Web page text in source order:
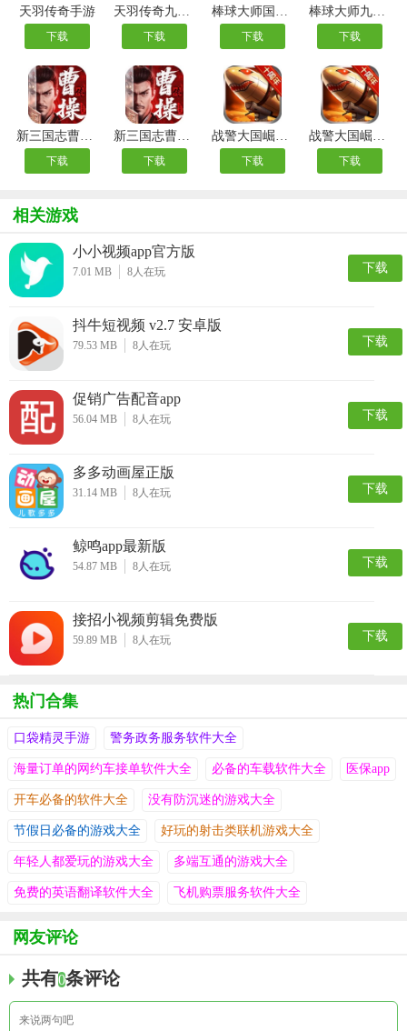
天羽传奇手游
下载
天羽传奇九游版
下载
棒球大师国际服
下载
棒球大师九游版
下载
新三国志曹操传手游最新版
下载
新三国志曹操传九游版
下载
战警大国崛起折扣平台版
下载
战警大国崛起龙渊版
下载
相关游戏
小小视频app官方版
7.01 MB 8人在玩 下载
抖牛短视频 v2.7 安卓版
79.53 MB 8人在玩 下载
促销广告配音app
56.04 MB 8人在玩 下载
多多动画屋正版
31.14 MB 8人在玩 下载
鲸鸣app最新版
54.87 MB 8人在玩 下载
接招小视频剪辑免费版
59.89 MB 8人在玩 下载
热门合集
口袋精灵手游 警务政务服务软件大全
海量订单的网约车接单软件大全 必备的车载软件大全 医保app
开车必备的软件大全 没有防沉迷的游戏大全
节假日必备的游戏大全 好玩的射击类联机游戏大全
年轻人都爱玩的游戏大全 多端互通的游戏大全
免费的英语翻译软件大全 飞机购票服务软件大全
网友评论
共有0条评论